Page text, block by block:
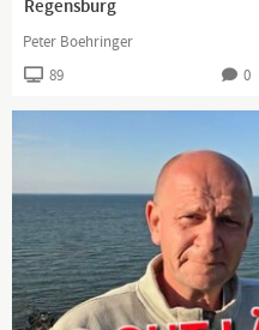
https://twitter.com/HallMack2
https://www.facebook.com/
https://vk.com/hallmack
Horst Hallmackenreuter
Regensburg
Peter Boehringer
89 0